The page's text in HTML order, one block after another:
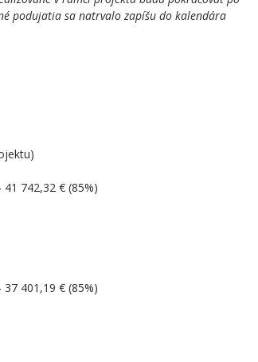
podujatia sa natrvalo zapíšu do kalendára
41 742,32 € (85%)
37 401,19 € (85%)